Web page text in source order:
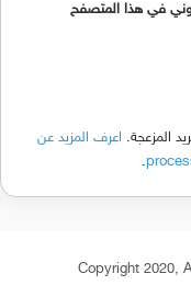
في هذا المتصفح
المزعجة. اعرف المزيد عن
.